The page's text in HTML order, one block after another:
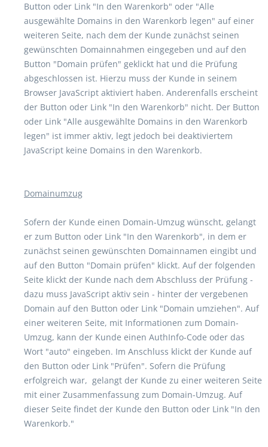
Button oder Link "In den Warenkorb" oder "Alle
ausgewählte Domains in den Warenkorb legen" auf einer
weiteren Seite, nach dem der Kunde zunächst seinen
gewünschten Domainnahmen eingegeben und auf den
Button "Domain prüfen" geklickt hat und die Prüfung
abgeschlossen ist. Hierzu muss der Kunde in seinem
Browser JavaScript aktiviert haben. Anderenfalls erscheint
der Button oder Link "In den Warenkorb" nicht. Der Button
oder Link "Alle ausgewählte Domains in den Warenkorb
legen" ist immer aktiv, legt jedoch bei deaktiviertem
JavaScript keine Domains in den Warenkorb.
Domainumzug
Sofern der Kunde einen Domain-Umzug wünscht, gelangt
er zum Button oder Link "In den Warenkorb", in dem er
zunächst seinen gewünschten Domainnamen eingibt und
auf den Button "Domain prüfen" klickt. Auf der folgenden
Seite klickt der Kunde nach dem Abschluss der Prüfung -
dazu muss JavaScript aktiv sein - hinter der vergebenen
Domain auf den Button oder Link "Domain umziehen". Auf
einer weiteren Seite, mit Informationen zum Domain-
Umzug, kann der Kunde einen AuthInfo-Code oder das
Wort "auto" eingeben. Im Anschluss klickt der Kunde auf
den Button oder Link "Prüfen". Sofern die Prüfung
erfolgreich war, gelangt der Kunde zu einer weiteren Seite
mit einer Zusammenfassung zum Domain-Umzug. Auf
dieser Seite findet der Kunde den Button oder Link "In den
Warenkorb."